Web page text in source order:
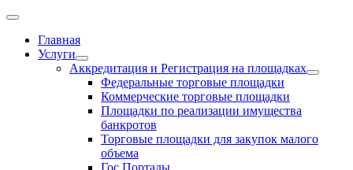
Главная
Услуги
Аккредитация и Регистрация на площадках
Федеральные торговые площадки
Коммерческие торговые площадки
Площадки по реализации имущества
банкротов
Торговые площадки для закупок малого
объема
Гос Порталы